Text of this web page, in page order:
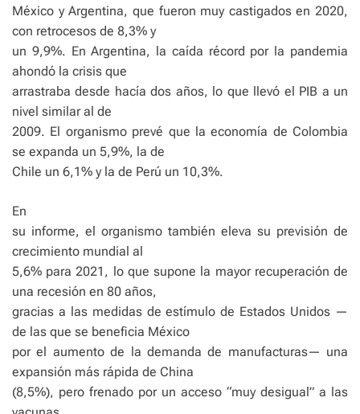
México y Argentina, que fueron muy castigados en 2020,
con retrocesos de 8,3% y
un 9,9%. En Argentina, la caída récord por la pandemia
ahondó la crisis que
arrastraba desde hacía dos años, lo que llevó el PIB a un
nivel similar al de
2009. El organismo prevé que la economía de Colombia
se expanda un 5,9%, la de
Chile un 6,1% y la de Perú un 10,3%.
En
su informe, el organismo también eleva su previsión de
crecimiento mundial al
5,6% para 2021, lo que supone la mayor recuperación de
una recesión en 80 años,
gracias a las medidas de estímulo de Estados Unidos —
de las que se beneficia México
por el aumento de la demanda de manufacturas— una
expansión más rápida de China
(8,5%), pero frenado por un acceso “muy desigual” a las